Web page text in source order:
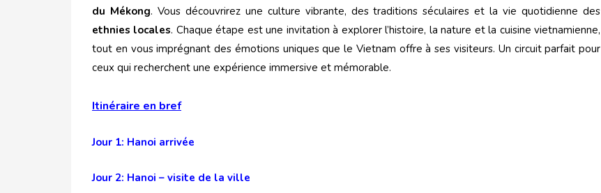
du Mékong. Vous découvrirez une culture vibrante, des traditions séculaires et la vie quotidienne des
ethnies locales. Chaque étape est une invitation à explorer l’histoire, la nature et la cuisine vietnamienne,
tout en vous imprégnant des émotions uniques que le Vietnam offre à ses visiteurs. Un circuit parfait pour
ceux qui recherchent une expérience immersive et mémorable.
Itinéraire en bref
Jour 1: Hanoi arrivée
Jour 2: Hanoi – visite de la ville